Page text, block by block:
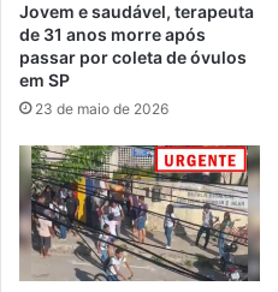
Jovem e saudável, terapeuta
de 31 anos morre após
passar por coleta de óvulos
em SP
23 de maio de 2026